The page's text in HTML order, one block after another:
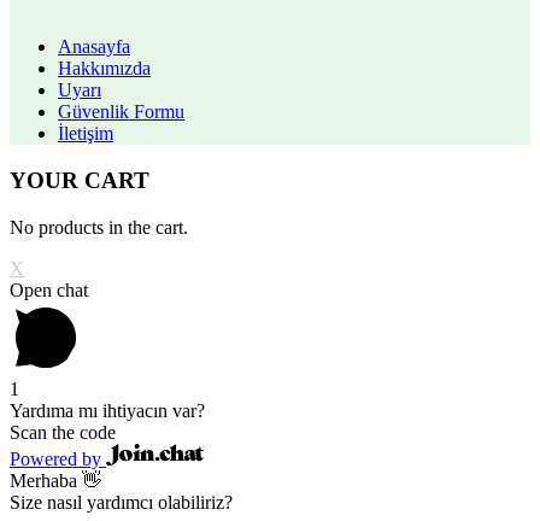
Anasayfa
Hakkımızda
Uyarı
Güvenlik Formu
İletişim
YOUR CART
No products in the cart.
X
Open chat
1
Yardıma mı ihtiyacın var?
Scan the code
Powered by
Merhaba 👋
Size nasıl yardımcı olabiliriz?